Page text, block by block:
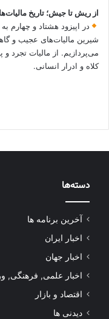
از ریش تا جیش؛ تاریخ
در اپیزود هشتاد و چهارم
شیرین مالیات‌های عجیب و
می‌پردازیم. از مالیات تجرد و
کلاه و ادرار انسانی.
دسته‌ها
آخرین برنامه ها
اخبار ایران
اخبار جهان
اخبار علمی, فرهنگی,
اقتصاد و بازار
دیدنی ها